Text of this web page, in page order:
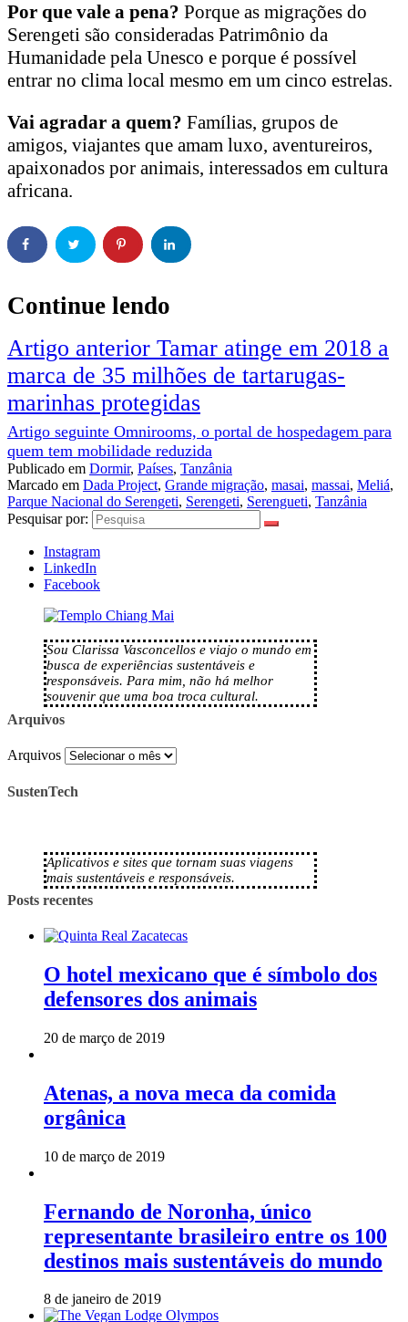
Por que vale a pena? Porque as migrações do
Serengeti são consideradas Patrimônio da
Humanidade pela Unesco e porque é possível
entrar no clima local mesmo em um cinco estrelas.
Vai agradar a quem? Famílias, grupos de
amigos, viajantes que amam luxo, aventureiros,
apaixonados por animais, interessados em cultura
africana.
Continue lendo
Artigo anterior Tamar atinge em 2018 a
marca de 35 milhões de tartarugas-
marinhas protegidas
Artigo seguinte Omnirooms, o portal de hospedagem para
quem tem mobilidade reduzida
Publicado em Dormir, Países, Tanzânia
Marcado em Dada Project, Grande migração, masai, massai, Meliá,
Parque Nacional do Serengeti, Serengeti, Serengueti, Tanzânia
Pesquisar por:
Instagram
LinkedIn
Facebook
Sou Clarissa Vasconcellos e viajo o mundo em
busca de experiências sustentáveis e
responsáveis. Para mim, não há melhor
souvenir que uma boa troca cultural.
Arquivos
Arquivos
SustenTech
Aplicativos e sites que tornam suas viagens
mais sustentáveis e responsáveis.
Posts recentes
O hotel mexicano que é símbolo dos
defensores dos animais
20 de março de 2019
Atenas, a nova meca da comida
orgânica
10 de março de 2019
Fernando de Noronha, único
representante brasileiro entre os 100
destinos mais sustentáveis do mundo
8 de janeiro de 2019